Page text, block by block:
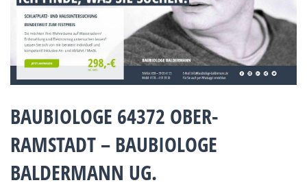
BAUBIOLOGE 64372 OBER-
RAMSTADT – BAUBIOLOGE
BALDERMANN UG.